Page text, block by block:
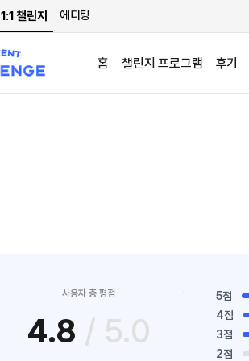
1:1 챌린지 에디팅
홈 챌린지 프로그램 후기
사용자 총 평점
4.8 / 5.0
5점
4점
3점
2점